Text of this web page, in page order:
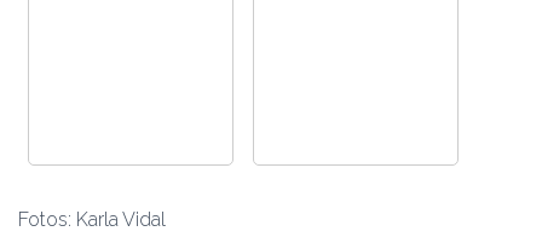
Fotos: Karla Vidal